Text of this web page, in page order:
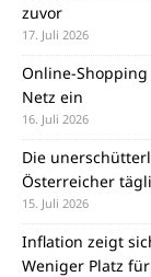
zuvor
17. Juli 2026
Online-
Netz ein
16. Juli 2026
Die
Österreicher
15. Juli 2026
Inflation zeigt
Weniger Platz